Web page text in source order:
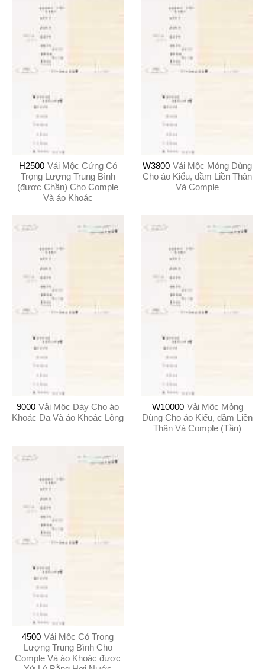
H2500 Vải Mộc Cứng Có
Trọng Lượng Trung Bình
(được Chần) Cho Comple
Và áo Khoác
W3800 Vải Mộc Mỏng Dùng
Cho áo Kiểu, đầm Liền Thân
Và Comple
9000 Vải Mộc Dày Cho áo
Khoác Da Và áo Khoác Lông
W10000 Vải Mộc Mỏng
Dùng Cho áo Kiểu, đầm Liền
Thân Và Comple (Tần)
4500 Vải Mộc Có Trọng
Lượng Trung Bình Cho
Comple Và áo Khoác được